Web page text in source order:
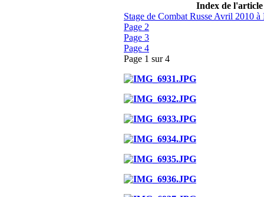
Index de l'article
Stage de Combat Russe Avril 2010
Page 2
Page 3
Page 4
Page 1 sur 4